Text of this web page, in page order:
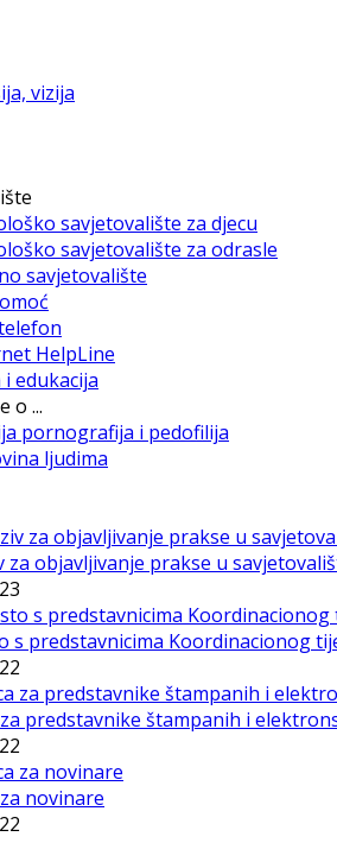
vizija
savjetovalište za djecu
savjetovalište za odrasle
savjetovalište
HelpLine
edukacija
o ...
pornografija i pedofilija
ljudima
za objavljivanje prakse u
s predstavnicima Koordinacionog
predstavnike štampanih i
novinare